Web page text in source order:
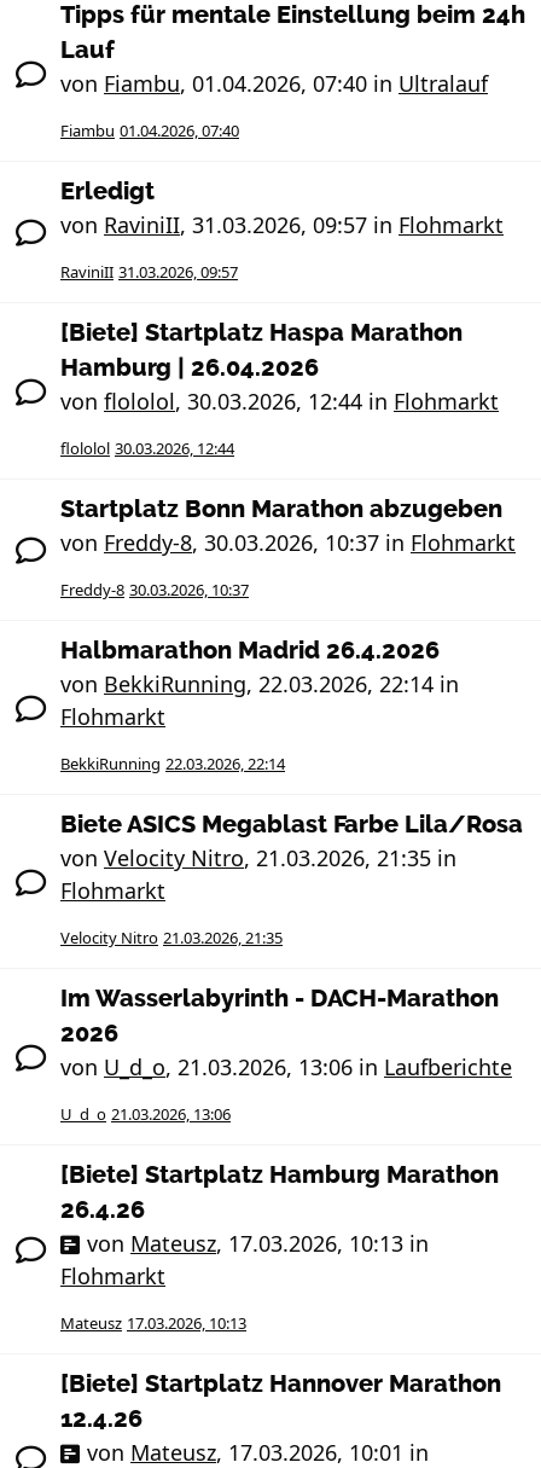
Tipps für mentale Einstellung beim 24h
Lauf
von Fiambu, 01.04.2026, 07:40 in Ultralauf
Fiambu 01.04.2026, 07:40
Erledigt
von RaviniII, 31.03.2026, 09:57 in Flohmarkt
RaviniII 31.03.2026, 09:57
[Biete] Startplatz Haspa Marathon
Hamburg | 26.04.2026
von flololol, 30.03.2026, 12:44 in Flohmarkt
flololol 30.03.2026, 12:44
Startplatz Bonn Marathon abzugeben
von Freddy-8, 30.03.2026, 10:37 in Flohmarkt
Freddy-8 30.03.2026, 10:37
Halbmarathon Madrid 26.4.2026
von BekkiRunning, 22.03.2026, 22:14 in
Flohmarkt
BekkiRunning 22.03.2026, 22:14
Biete ASICS Megablast Farbe Lila/Rosa
von Velocity Nitro, 21.03.2026, 21:35 in
Flohmarkt
Velocity Nitro 21.03.2026, 21:35
Im Wasserlabyrinth - DACH-Marathon
2026
von U_d_o, 21.03.2026, 13:06 in Laufberichte
U_d_o 21.03.2026, 13:06
[Biete] Startplatz Hamburg Marathon
26.4.26
von Mateusz, 17.03.2026, 10:13 in
Flohmarkt
Mateusz 17.03.2026, 10:13
[Biete] Startplatz Hannover Marathon
12.4.26
von Mateusz, 17.03.2026, 10:01 in